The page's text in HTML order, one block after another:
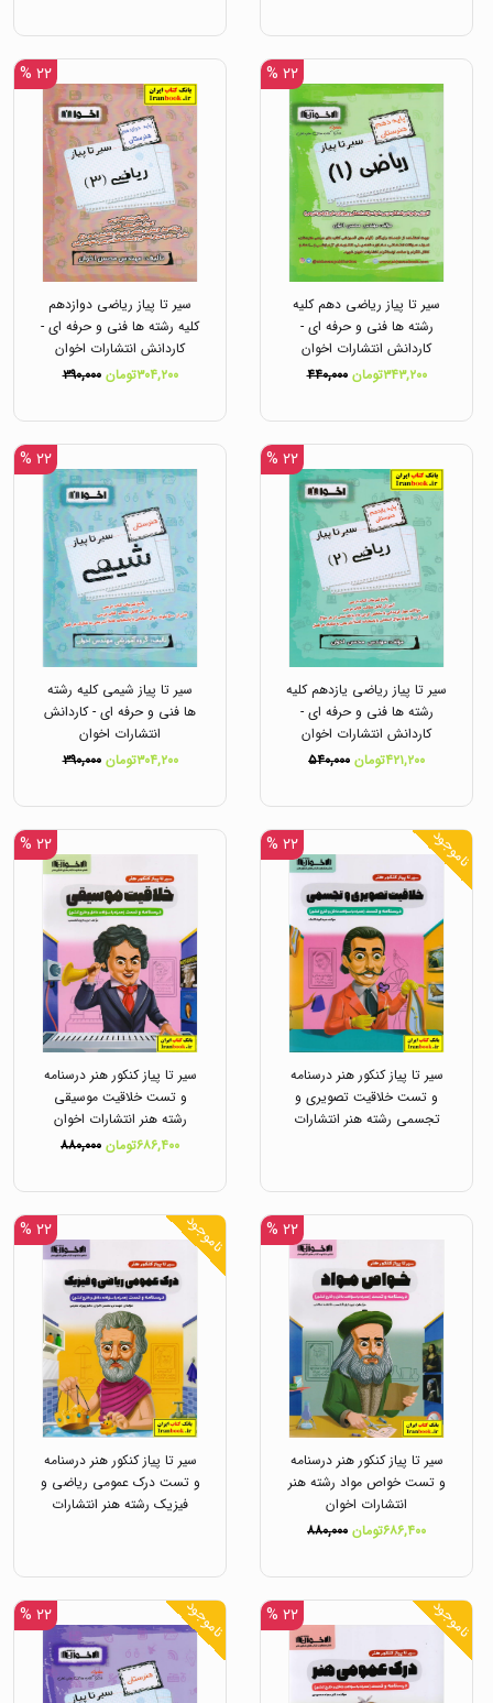
۲۲ %
سیر تا پیاز ریاضی دهم کلیه
رشته ها فنی و حرفه ای -
کاردانش انتشارات اخوان
۳۴۳,۲۰۰تومان
۴۴۰,۰۰۰
۲۲ %
سیر تا پیاز ریاضی دوازدهم
کلیه رشته ها فنی و حرفه ای -
کاردانش انتشارات اخوان
۳۰۴,۲۰۰تومان
۳۹۰,۰۰۰
۲۲ %
سیر تا پیاز ریاضی یازدهم کلیه
رشته ها فنی و حرفه ای -
کاردانش انتشارات اخوان
۴۲۱,۲۰۰تومان
۵۴۰,۰۰۰
۲۲ %
سیر تا پیاز شیمی کلیه رشته
ها فنی و حرفه ای - کاردانش
انتشارات اخوان
۳۰۴,۲۰۰تومان
۳۹۰,۰۰۰
ناموجود ۲۲ %
سیر تا پیاز کنکور هنر درسنامه
و تست خلاقیت تصویری و
تجسمی رشته هنر انتشارات
۲۲ %
سیر تا پیاز کنکور هنر درسنامه
و تست خلاقیت موسیقی
رشته هنر انتشارات اخوان
۶۸۶,۴۰۰تومان
۸۸۰,۰۰۰
۲۲ %
سیر تا پیاز کنکور هنر درسنامه
و تست خواص مواد رشته هنر
انتشارات اخوان
۶۸۶,۴۰۰تومان
۸۸۰,۰۰۰
ناموجود ۲۲ %
سیر تا پیاز کنکور هنر درسنامه
و تست درک عمومی ریاضی و
فیزیک رشته هنر انتشارات
ناموجود ۲۲ % ناموجود ۲۲ %